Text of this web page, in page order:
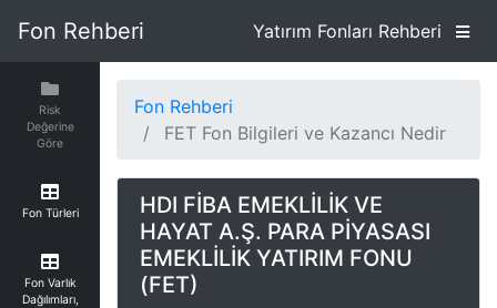
Fon Rehberi Yatırım Fonları Rehberi
Risk
Değerine
Göre
Fon Türleri
Fon Varlık
Dağılımları,
Fon Rehberi
FET Fon Bilgileri ve Kazancı Nedir
HDI FİBA EMEKLİLİK VE
HAYAT A.Ş. PARA PİYASASI
EMEKLİLİK YATIRIM FONU
(FET)